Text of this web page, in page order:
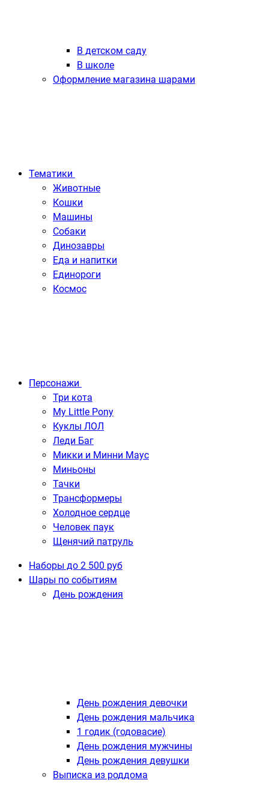
В детском саду
В школе
Оформление магазина шарами
Тематики
Животные
Кошки
Машины
Собаки
Динозавры
Еда и напитки
Единороги
Космос
Персонажи
Три кота
My Little Pony
Куклы ЛОЛ
Леди Баг
Микки и Минни Маус
Миньоны
Тачки
Трансформеры
Холодное сердце
Человек паук
Щенячий патруль
Наборы до 2 500 руб
Шары по событиям
День рождения
День рождения девочки
День рождения мальчика
1 годик (годовасие)
День рождения мужчины
День рождения девушки
Выписка из роддома